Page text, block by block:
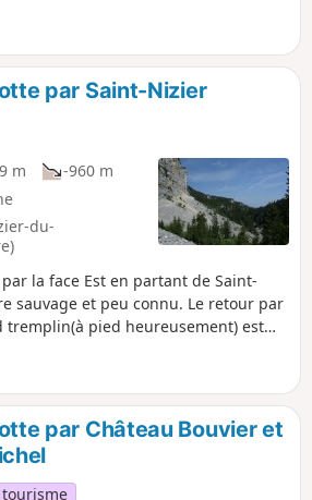
mains, trace pas toujours
24 avril 2023) : passage câblé
en travaux de rénovation. Voir unes
fiche
par Saint-Nizier
m
-960 m
du-
la face Est en partant de Saint-
sauvage et peu connu. Le retour par
tremplin(à pied heureusement) est
par Château Bouvier et